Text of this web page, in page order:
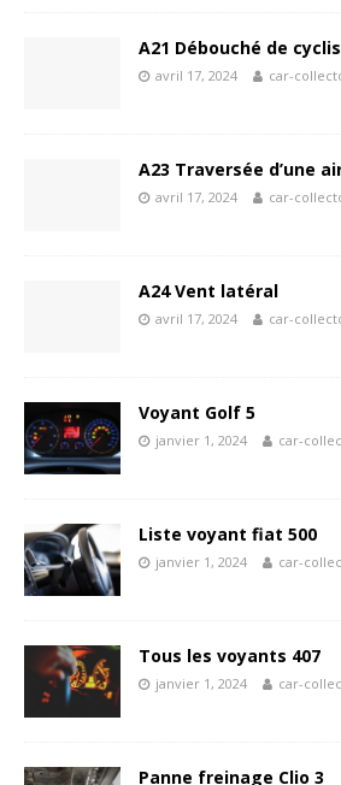
A21 Débouché de
avril 17, 2024 car-
A23 Traversée d’une
avril 17, 2024 car-
A24 Vent latéral
avril 17, 2024 car-
Voyant Golf 5
janvier 1, 2024 car-
Liste voyant fiat 500
janvier 1, 2024 car-
Tous les voyants 407
janvier 1, 2024 car-
Panne freinage Clio 3